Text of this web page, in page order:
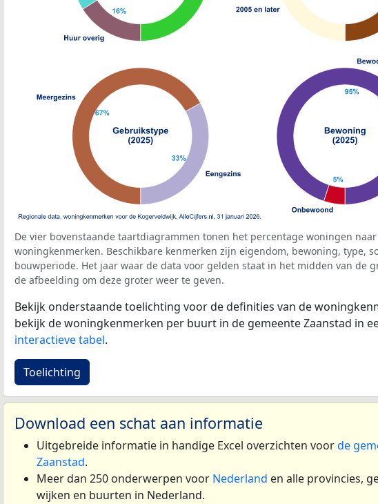
De vier bovenstaande taartdiagrammen tonen het percentage woningen
woningkenmerken. Beschikbare kenmerken zijn eigendom, bewoning, type,
bouwperiode. Het jaar waar de data voor gelden staat in het midden van de
de afbeelding om deze groter weer te geven.
Bekijk onderstaande toelichting voor de definities van de
bekijk de woningkenmerken per buurt in de gemeente Zaanstad in
interactieve tabel.
Toelichting
Download een schat aan informatie
Uitgebreide informatie in handige Excel overzichten voorde
Zaanstad.
Meer dan 250 onderwerpen voor Nederland en alle provincies,
wijken en buurten in Nederland.